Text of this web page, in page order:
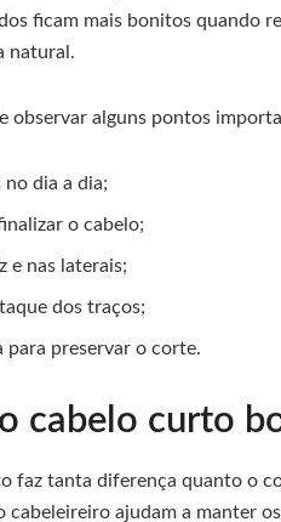
ficam mais bonitos quando
natural.
observar alguns pontos
dia a dia;
o cabelo;
e nas laterais;
dos traços;
para preservar o corte.
cabelo curto
faz tanta diferença quanto o
cabeleireiro ajudam a manter